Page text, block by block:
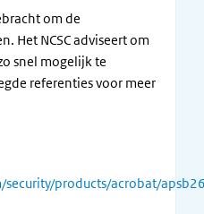
om de
Het NCSC adviseert om
snel mogelijk te
referenties voor meer
products/acrobat/